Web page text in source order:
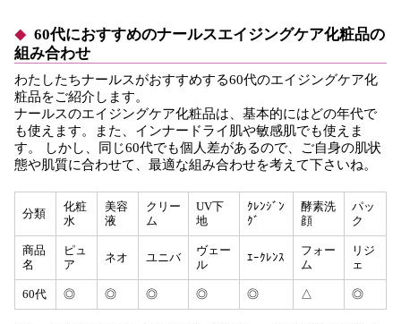
60代におすすめのナールスエイジングケア化粧品の
組み合わせ
わたしたちナールスがおすすめする60代のエイジングケア化
粧品をご紹介します。
ナールスのエイジングケア化粧品は、基本的にはどの年代で
も使えます。また、インナードライ肌や敏感肌でも使えま
す。 しかし、同じ60代でも個人差があるので、ご自身の肌状
態や肌質に合わせて、最適な組み合わせを考えて下さいね。
分類
化粧
水
美容
液
クリー
ム
UV下
地
ｸﾚﾝｼﾞﾝ
ｸﾞ
酵素洗
顔
パッ
ク
商品
名
ピュ
ア
ネオ ユニバ
ヴェー
ル
ｴｰｸﾚﾝｽ
フォー
ム
リジ
ェ
60代 ◎ ◎ ◎ ◎ ◎ △ ◎